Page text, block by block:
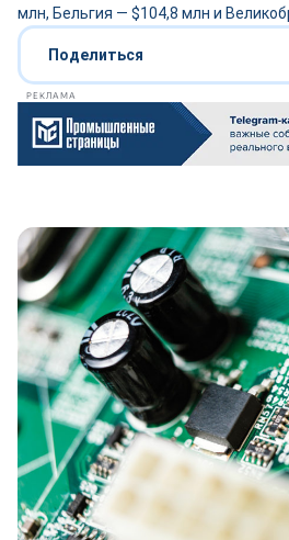
млн, Бельгия — $104,8 млн и
Поделиться
РЕКЛАМА